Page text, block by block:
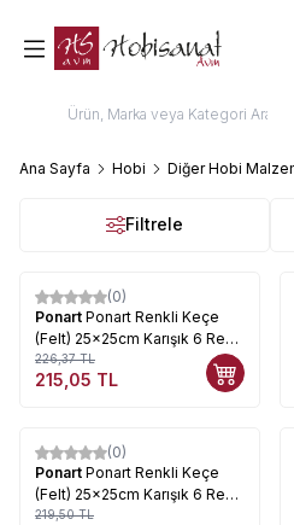
Ana Sayfa Hobi Diğer Hobi
Filtrele
%5
(0)
Ponart Ponart Renkli Keçe
(Felt) 25x25cm Karışık 6 Renk
Kod: PFS-01
226,37TL
215,05 TL
%5
(0)
Ponart Ponart Renkli Keçe
(Felt) 25x25cm Karışık 6 Renk
Kod: PFS-02
219,50TL